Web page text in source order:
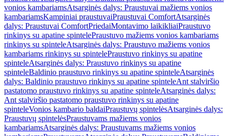
vonios kambariamsAtsarginės dalys: Praustuvai mažiems vonios
kambariamsKampiniai praustuvaiPraustuvai ComfortAtsarginės
dalys: Praustuvai ComfortPriedaiMontavimo laikikliaiPraustuvo
rinkinys su apatine spintelePraustuvo mažiems vonios kambariams
rinkinys su spinteleAtsarginės dalys: Praustuvo mažiems vonios
kambariams rinkinys su spintelePraustuvo rinkinys su apatine
spinteleAtsarginės dalys: Praustuvo rinkinys su apatine
spinteleBaldinio praustuvo rinkinys su apatine spinteleAtsarginės
dalys: Baldinio praustuvo rinkinys su apatine spinteleAnt stalviršio
pastatomo praustuvo rinkinys su apatine spinteleAtsarginės dalys:
Ant stalviršio pastatomo praustuvo rinkinys su apatine
spinteleVonios kambario baldaiPraustuvų spintelėsAtsarginės dalys:
Praustuvų spintelėsPraustuvams mažiems vonios
kambariamsAtsarginės dalys: Praustuvams mažiems vonios